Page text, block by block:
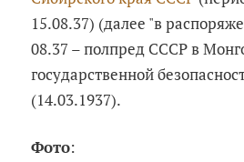
15.08.37) (далее "в
08.37 – полпред СССР в
государственной
(14.03.1937).
Фото: